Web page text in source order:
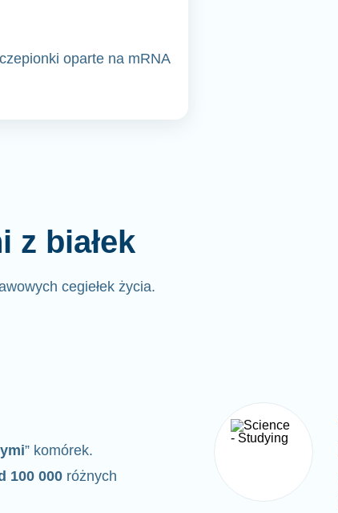
oparte na mRNA
z białek
cegiełek życia.
” komórek.
100 000różnych